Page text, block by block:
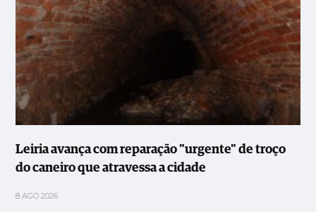
Leiria avança com reparação "urgente" de troço
do caneiro que atravessa a cidade
8 AGO 2026